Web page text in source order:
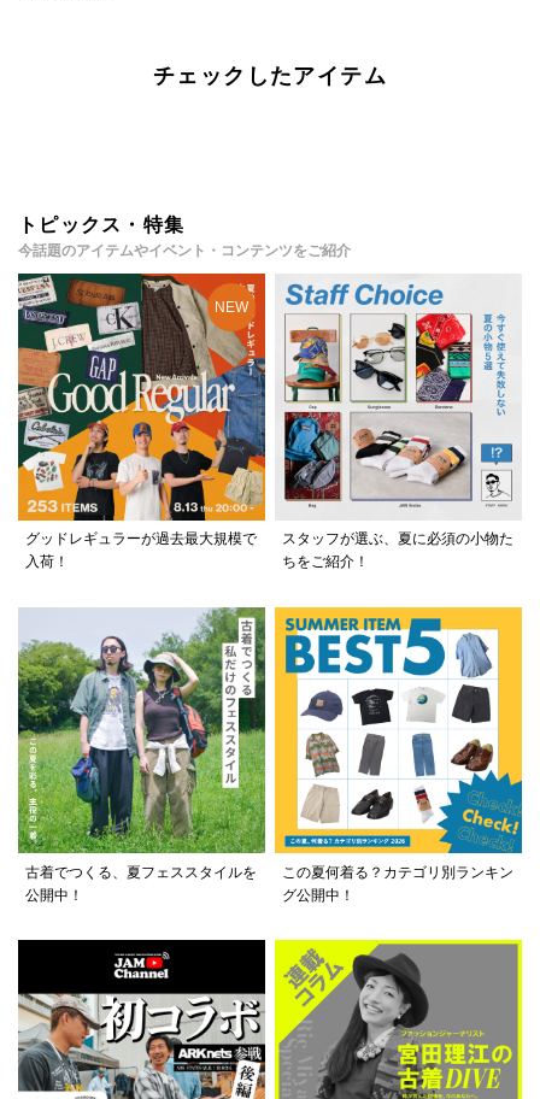
チェックしたアイテム
トピックス・特集
今話題のアイテムやイベント・コンテンツをご紹介
グッドレギュラーが過去最大規模で
入荷！
スタッフが選ぶ、夏に必須の小物た
ちをご紹介！
古着でつくる、夏フェススタイルを
公開中！
この夏何着る？カテゴリ別ランキン
グ公開中！